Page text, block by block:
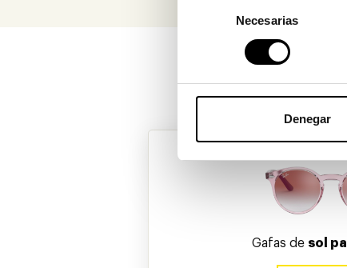
consentimiento
Necesarias
Denegar
Gafas de sol